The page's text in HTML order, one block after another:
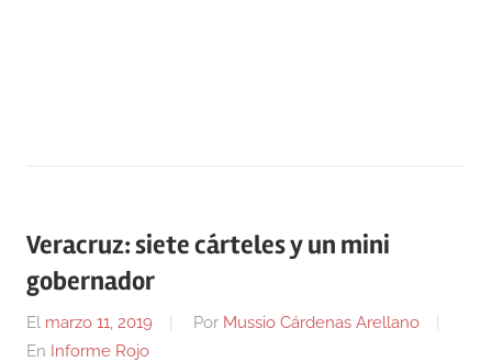
Veracruz: siete cárteles y un mini
gobernador
El marzo 11, 2019 Por Mussio Cárdenas Arellano
En Informe Rojo